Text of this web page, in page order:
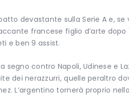
devastante sulla Serie A e, se
francese figlio d’arte dopo
e ben 9 assist.
contro Napoli, Udinese e
dei nerazzurri, quelle peraltro
L’argentino tornerà proprio